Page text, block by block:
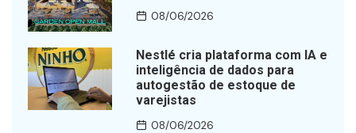
08/06/2026
Nestlé cria plataforma com IA e
inteligência de dados para
autogestão de estoque de
varejistas
08/06/2026